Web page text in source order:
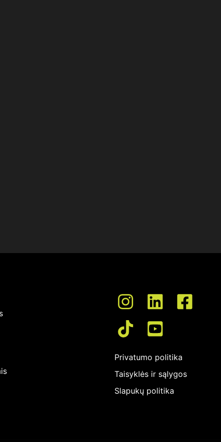
Privatumo politika
Taisyklės ir sąlygos
Slapukų politika